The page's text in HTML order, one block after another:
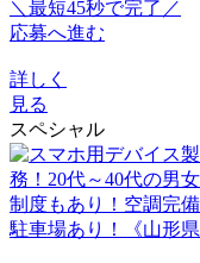
＼最短45秒で完了／
応募へ進む
詳しく
見る
スペシャル